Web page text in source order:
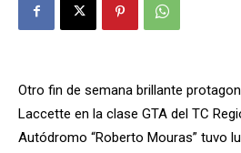
Otro fin de semana brillante
Laccette en la clase GTA del TC
Autódromo “Roberto Mouras” tuvo